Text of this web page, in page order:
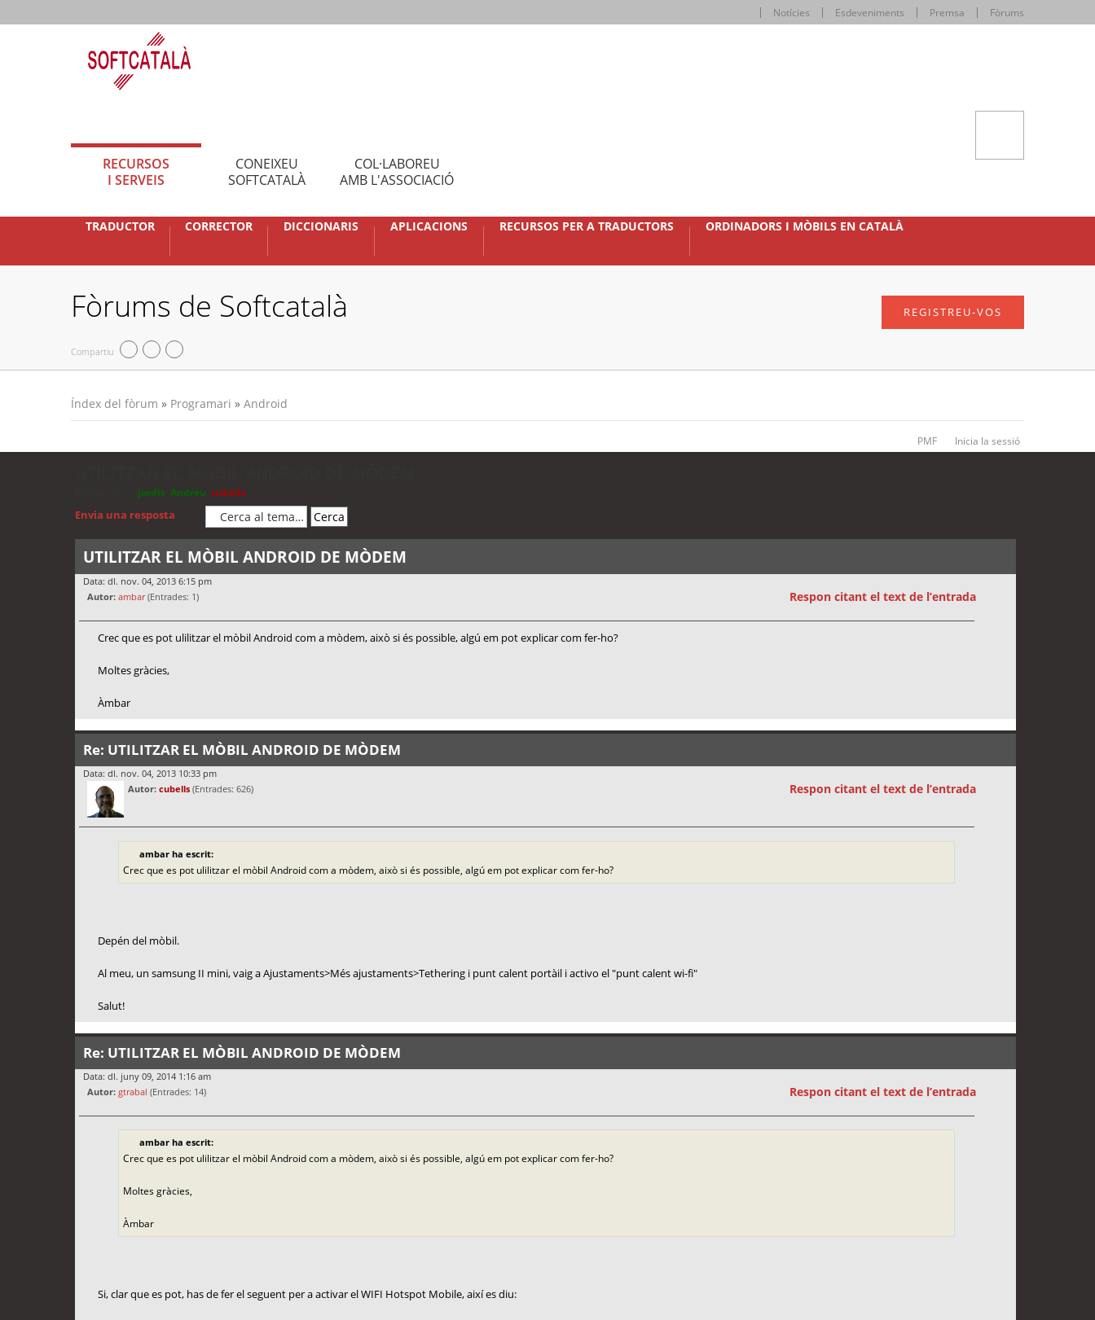
Notícies Esdeveniments Premsa Fòrums
RECURSOS
I SERVEIS
CONEIXEU
SOFTCATALÀ
COL·LABOREU
AMB L'ASSOCIACIÓ
TRADUCTOR CORRECTOR DICCIONARIS APLICACIONS RECURSOS PER A TRADUCTORS ORDINADORS I MÒBILS EN CATALÀ
Fòrums de Softcatalà
Compartiu
REGISTREU-VOS
Índex del fòrum » Programari » Android
PMF Inicia la sessió
jordis Andreu cubells
Envia una resposta
UTILITZAR EL MÒBIL ANDROID DE MÒDEM
Data: dl. nov. 04, 2013 6:15 pm
Autor: ambar(Entrades: 1) Respon citant el text de l’entrada
Crec que es pot ulilitzar el mòbil Android com a mòdem, això si és possible, algú em pot explicar com fer-ho?
Moltes gràcies,
Àmbar
Re: UTILITZAR EL MÒBIL ANDROID DE MÒDEM
Data: dl. nov. 04, 2013 10:33 pm
Autor: cubells (Entrades: 626) Respon citant el text de l’entrada
ambar ha escrit:
Crec que es pot ulilitzar el mòbil Android com a mòdem, això si és possible, algú em pot explicar com fer-ho?
Depén del mòbil.
Al meu, un samsung II mini, vaig a Ajustaments>Més ajustaments>Tethering i punt calent portàil i activo el "punt calent wi-fi"
Salut!
Re: UTILITZAR EL MÒBIL ANDROID DE MÒDEM
Data: dl. juny 09, 2014 1:16 am
Autor: gtrabal (Entrades: 14) Respon citant el text de l’entrada
ambar ha escrit:
Crec que es pot ulilitzar el mòbil Android com a mòdem, això si és possible, algú em pot explicar com fer-ho?
Moltes gràcies,
Àmbar
Si, clar que es pot, has de fer el seguent per a activar el WIFI Hotspot Mobile, així es diu: